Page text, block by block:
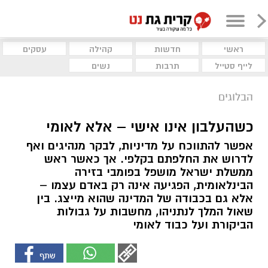
ראשי חדשות קהילה
עסקים
לייף סטייל
תרבות נשים
הבלוגים
כשהעלבון אינו אישי – אלא לאומי
אפשר להתווכח על מדיניות, לבקר מנהיגים ואף
לדרוש את החלפתם בקלפי. אך כאשר ראש
ממשלת ישראל מושפל בפומבי בזירה
הבינלאומית, הפגיעה אינה רק באדם עצמו –
אלא גם בכבודה של המדינה שהוא מייצג. בין
שאול המלך לנתניהו, מחשבות על גבולות
הביקורת ועל כבוד לאומי